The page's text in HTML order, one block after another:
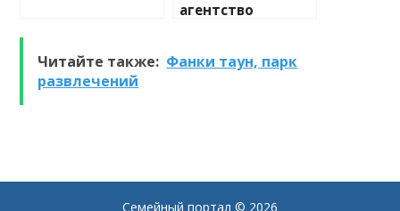
агентство
Читайте также: Фанки таун, парк
развлечений
Семейный портал © 2026